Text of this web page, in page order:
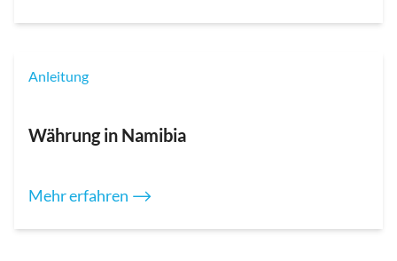
Anleitung
Währung in Namibia
Mehr erfahren ⟶